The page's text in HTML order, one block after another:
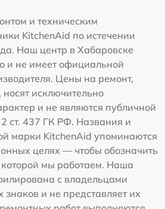
и техническим
KitchenAid по истечении
Наш центр в Хабаровске
и не имеет официальной
Цены на ремонт,
исключительно
и не являются публичной
ст. 437 ГК РФ. Названия и
марки KitchenAid упоминаются
целях — чтобы обозначить
которой мы работаем. Наша
с владельцами
и не представляет их